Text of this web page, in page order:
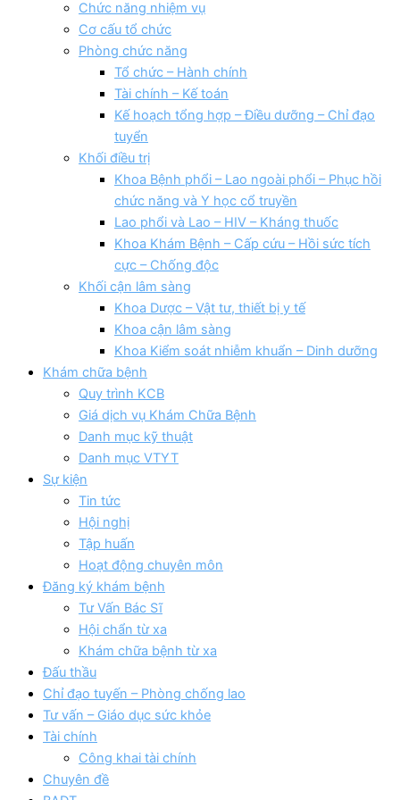
Chức năng nhiệm vụ
Cơ cấu tổ chức
Phòng chức năng
Tổ chức – Hành chính
Tài chính – Kế toán
Kế hoạch tổng hợp – Điều dưỡng – Chỉ đạo
tuyển
Khối điều trị
Khoa Bệnh phổi – Lao ngoài phổi – Phục hồi
chức năng và Y học cổ truyền
Lao phổi và Lao – HIV – Kháng thuốc
Khoa Khám Bệnh – Cấp cứu – Hồi sức tích
cực – Chống độc
Khối cận lâm sàng
Khoa Dược – Vật tư, thiết bị y tế
Khoa cận lâm sàng
Khoa Kiểm soát nhiễm khuẩn – Dinh dưỡng
Khám chữa bệnh
Quy trình KCB
Giá dịch vụ Khám Chữa Bệnh
Danh mục kỹ thuật
Danh mục VTYT
Sự kiện
Tin tức
Hội nghị
Tập huấn
Hoạt động chuyên môn
Đăng ký khám bệnh
Tư Vấn Bác Sĩ
Hội chẩn từ xa
Khám chữa bệnh từ xa
Đấu thầu
Chỉ đạo tuyến – Phòng chống lao
Tư vấn – Giáo dục sức khỏe
Tài chính
Công khai tài chính
Chuyên đề